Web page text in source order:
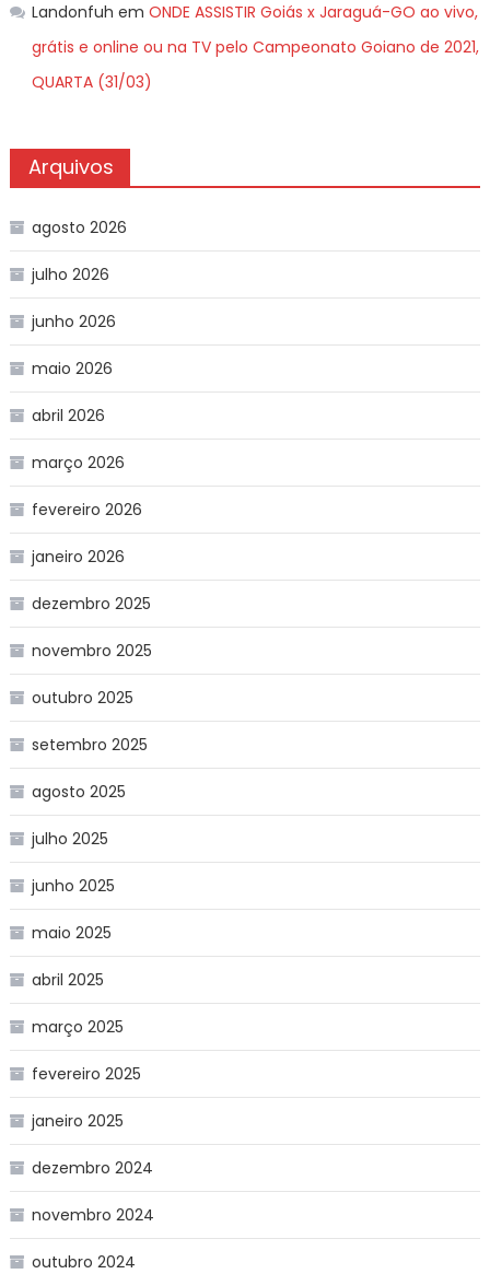
Landonfuh em ONDE ASSISTIR Goiás x Jaraguá-GO ao vivo,
grátis e online ou na TV pelo Campeonato Goiano de 2021,
QUARTA (31/03)
Arquivos
agosto 2026
julho 2026
junho 2026
maio 2026
abril 2026
março 2026
fevereiro 2026
janeiro 2026
dezembro 2025
novembro 2025
outubro 2025
setembro 2025
agosto 2025
julho 2025
junho 2025
maio 2025
abril 2025
março 2025
fevereiro 2025
janeiro 2025
dezembro 2024
novembro 2024
outubro 2024